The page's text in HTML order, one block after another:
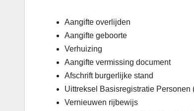
Aangifte overlijden
Aangifte geboorte
Verhuizing
Aangifte vermissing document
Afschrift burgerlijke stand
Uittreksel Basisregistratie Personen
Vernieuwen rijbewijs